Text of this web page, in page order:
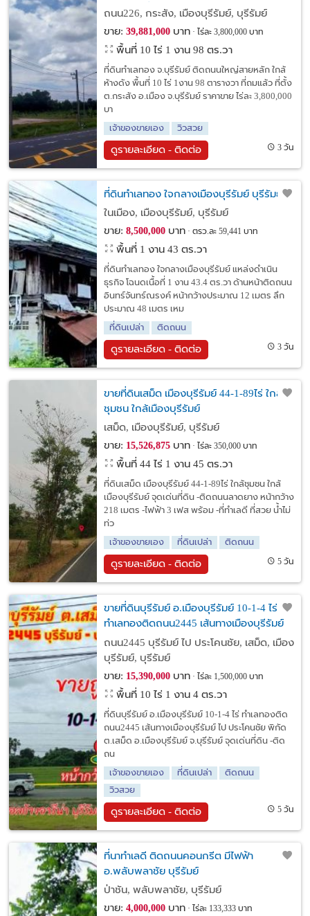
ตารางวา ที่ถมแล้ว
ถนน226, กระสัง, เมืองบุรีรัมย์, บุรีรัมย์
ขาย: 39,881,000บาท ไร่ละ 3,800,000 บาท
พื้นที่ 10 ไร่ 1 งาน 98 ตร.วา
ที่ดินทำเลทอง จ.บุรีรัมย์ ติดถนนใหญ่สายหลัก ใกล้
ห้างดัง พื้นที่ 10 ไร่ 1งาน 98 ตารางวา ที่ถมแล้ว ที่ตั้ง
ต.กระสัง อ.เมือง จ.บุรีรัมย์ ราคาขาย ไร่ละ 3,800,000
บา
เจ้าของขายเอง
วิวสวย
ดูรายละเอียด - ติดต่อ 3 วัน
ที่ดินทำเลทอง ใจกลางเมืองบุรีรัมย์ บุรีรัมย์
ในเมือง, เมืองบุรีรัมย์, บุรีรัมย์
ขาย: 8,500,000บาท ตรว.ละ 59,441 บาท
พื้นที่ 1 งาน 43 ตร.วา
ที่ดินทำเลทอง ใจกลางเมืองบุรีรัมย์ แหล่งดำเนิน
ธุรกิจ โฉนดเนื้อที่ 1 งาน 43.4 ตร.วา ด้านหน้าติดถนน
อินทร์จันทร์ณรงค์ หน้ากว้างประมาณ 12 เมตร ลึก
ประมาณ 48 เมตร เหม
ที่ดินเปล่า
ติดถนน
ดูรายละเอียด - ติดต่อ 3 วัน
ขายที่ดินเสม็ด เมืองบุรีรัมย์ 44-1-89ไร่ ใกล้
ชุมชน ใกล้เมืองบุรีรัมย์
เสม็ด, เมืองบุรีรัมย์, บุรีรัมย์
ขาย: 15,526,875บาท ไร่ละ 350,000 บาท
พื้นที่ 44 ไร่ 1 งาน 45 ตร.วา
ที่ดินเสม็ด เมืองบุรีรัมย์ 44-1-89ไร่ ใกล้ชุมชน ใกล้
เมืองบุรีรัมย์ จุดเด่นที่ดิน -ติดถนนลาดยาง หน้ากว้าง
218 เมตร -ไฟฟ้า 3 เฟส พร้อม -ที่ทำเลดี ที่สวย น้ำไม่
ท่ว
เจ้าของขายเอง
ที่ดินเปล่า ติดถนน
ดูรายละเอียด - ติดต่อ 5 วัน
ขายที่ดินบุรีรัมย์ อ.เมืองบุรีรัมย์ 10-1-4 ไร่
ทำเลทองติดถนน2445 เส้นทางเมืองบุรีรัมย์
ไป ประโคนชัย
ถนน2445 บุรีรัมย์ ไป ประโคนชัย, เสม็ด, เมือง
บุรีรัมย์, บุรีรัมย์
ขาย: 15,390,000บาท ไร่ละ 1,500,000 บาท
พื้นที่ 10 ไร่ 1 งาน 4 ตร.วา
ที่ดินบุรีรัมย์ อ.เมืองบุรีรัมย์ 10-1-4 ไร่ ทำเลทองติด
ถนน2445 เส้นทางเมืองบุรีรัมย์ ไป ประโคนชัย พิกัด
ต.เสม็ด อ.เมืองบุรีรัมย์ จ.บุรีรัมย์ จุดเด่นที่ดิน -ติด
ถน
เจ้าของขายเอง
ที่ดินเปล่า
ติดถนน
วิวสวย
ดูรายละเอียด - ติดต่อ 5 วัน
ที่นาทำเลดี ติดถนนคอนกรีต มีไฟฟ้า
อ.พลับพลาชัย บุรีรัมย์
ป่าชัน, พลับพลาชัย, บุรีรัมย์
ขาย: 4,000,000บาท ไร่ละ 133,333 บาท